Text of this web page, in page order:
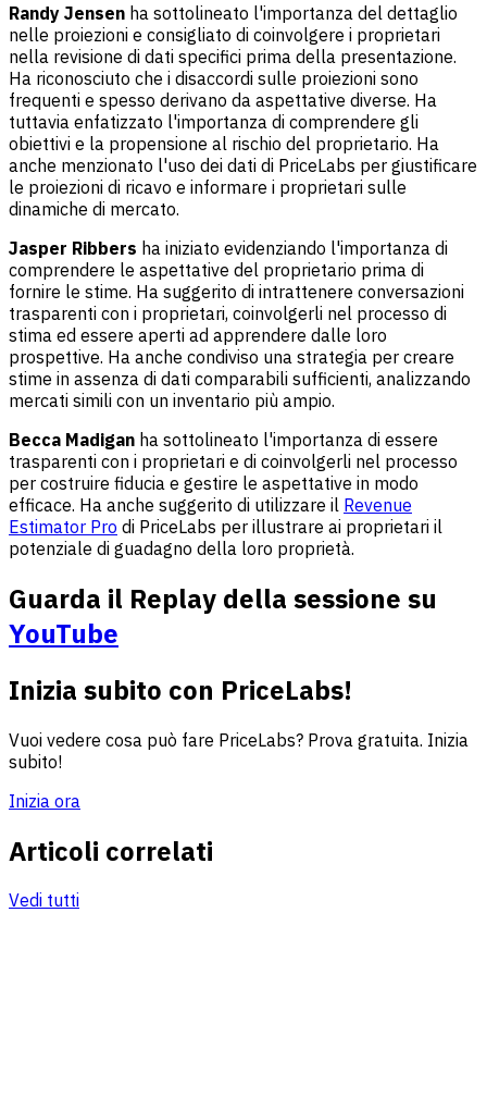
Randy Jensen ha sottolineato l'importanza del dettaglio
nelle proiezioni e consigliato di coinvolgere i proprietari
nella revisione di dati specifici prima della presentazione.
Ha riconosciuto che i disaccordi sulle proiezioni sono
frequenti e spesso derivano da aspettative diverse. Ha
tuttavia enfatizzato l'importanza di comprendere gli
obiettivi e la propensione al rischio del proprietario. Ha
anche menzionato l'uso dei dati di PriceLabs per giustificare
le proiezioni di ricavo e informare i proprietari sulle
dinamiche di mercato.
Jasper Ribbers ha iniziato evidenziando l'importanza di
comprendere le aspettative del proprietario prima di
fornire le stime. Ha suggerito di intrattenere conversazioni
trasparenti con i proprietari, coinvolgerli nel processo di
stima ed essere aperti ad apprendere dalle loro
prospettive. Ha anche condiviso una strategia per creare
stime in assenza di dati comparabili sufficienti, analizzando
mercati simili con un inventario più ampio.
Becca Madigan ha sottolineato l'importanza di essere
trasparenti con i proprietari e di coinvolgerli nel processo
per costruire fiducia e gestire le aspettative in modo
efficace. Ha anche suggerito di utilizzare il Revenue
Estimator Pro di PriceLabs per illustrare ai proprietari il
potenziale di guadagno della loro proprietà.
Guarda il Replay della sessione su
YouTube
Inizia subito con PriceLabs!
Vuoi vedere cosa può fare PriceLabs? Prova gratuita. Inizia
subito!
Inizia ora
Articoli correlati
Vedi tutti